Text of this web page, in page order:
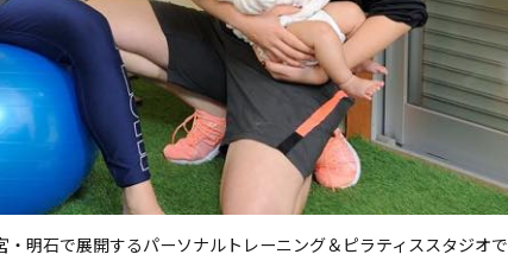
明石で展開するパーソナルトレーニング＆ピラティススタジオで